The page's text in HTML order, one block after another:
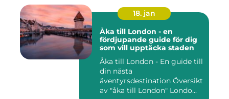
18. jan
Åka till London - en
fördjupande guide för dig
som vill upptäcka staden
Åka till London - En guide till
din nästa
äventyrsdestination Översikt
av "åka till London" Londo...